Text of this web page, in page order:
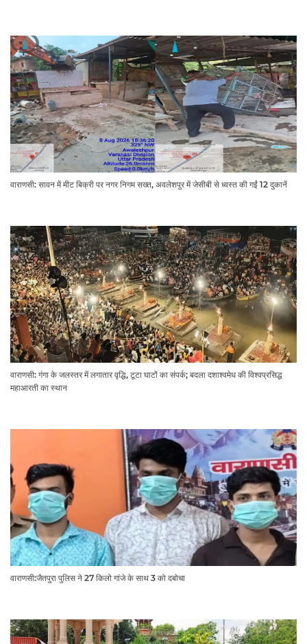
वाराणसी: सावन में मीट बिक्री पर नगर निगम सख्त, अवलेशपुर में जेसीबी से ध्वस्त की गईं 12 दुकानें
वाराणसी: गंगा के जलस्तर में लगातार वृद्धि, टूटा घाटों का संपर्क; बदला दशाश्वमेध की विश्वप्रसिद्ध
महाआरती का स्थान
वाराणसी:जैतपुरा पुलिस ने 27 किलो गांजे के साथ 3 को दबोचा